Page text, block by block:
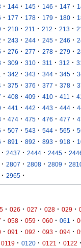
· 144 · 145 · 146 · 147 ·
· 177 · 178 · 179 · 180 ·
· 210 · 211 · 212 · 213 ·
· 243 · 244 · 245 · 246 ·
· 276 · 277 · 278 · 279 ·
· 309 · 310 · 311 · 312 ·
· 342 · 343 · 344 · 345 ·
· 375 · 376 · 377 · 378 ·
· 408 · 409 · 410 · 411 ·
· 441 · 442 · 443 · 444 ·
· 474 · 475 · 476 · 477 ·
· 507 · 543 · 544 · 565 ·
· 891 · 892 · 893 · 918 ·
· 2437 · 2444 · 2445 ·
· 2807 · 2808 · 2809 ·
· 2965 ·
· 026 · 027 · 028 · 029 ·
· 058 · 059 · 060 · 061 ·
· 091 · 092 · 093 · 094 ·
0119 · 0120 · 0121 · 0122 ·